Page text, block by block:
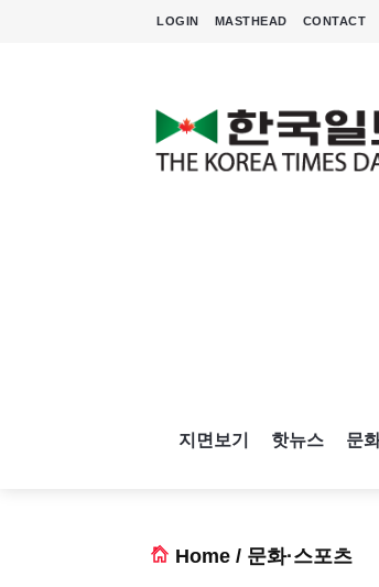
LOGIN MASTHEAD CONTACT
지면보기 핫뉴스 문
Home / 문화·스포츠